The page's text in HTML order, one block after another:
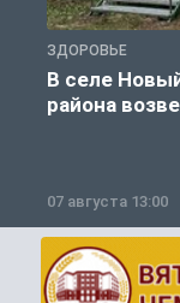
ЗДОРОВЬЕ
В селе
района
07 августа 13:00